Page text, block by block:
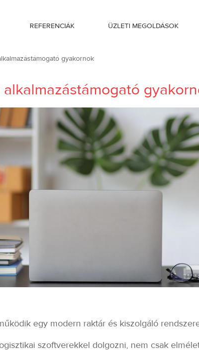
REFERENCIÁK ÜZLETI MEGOLDÁSOK
gyakornok
alkalmazástámogató
egy modern raktár és kiszolgáló
szoftverekkel dolgozni, nem csak